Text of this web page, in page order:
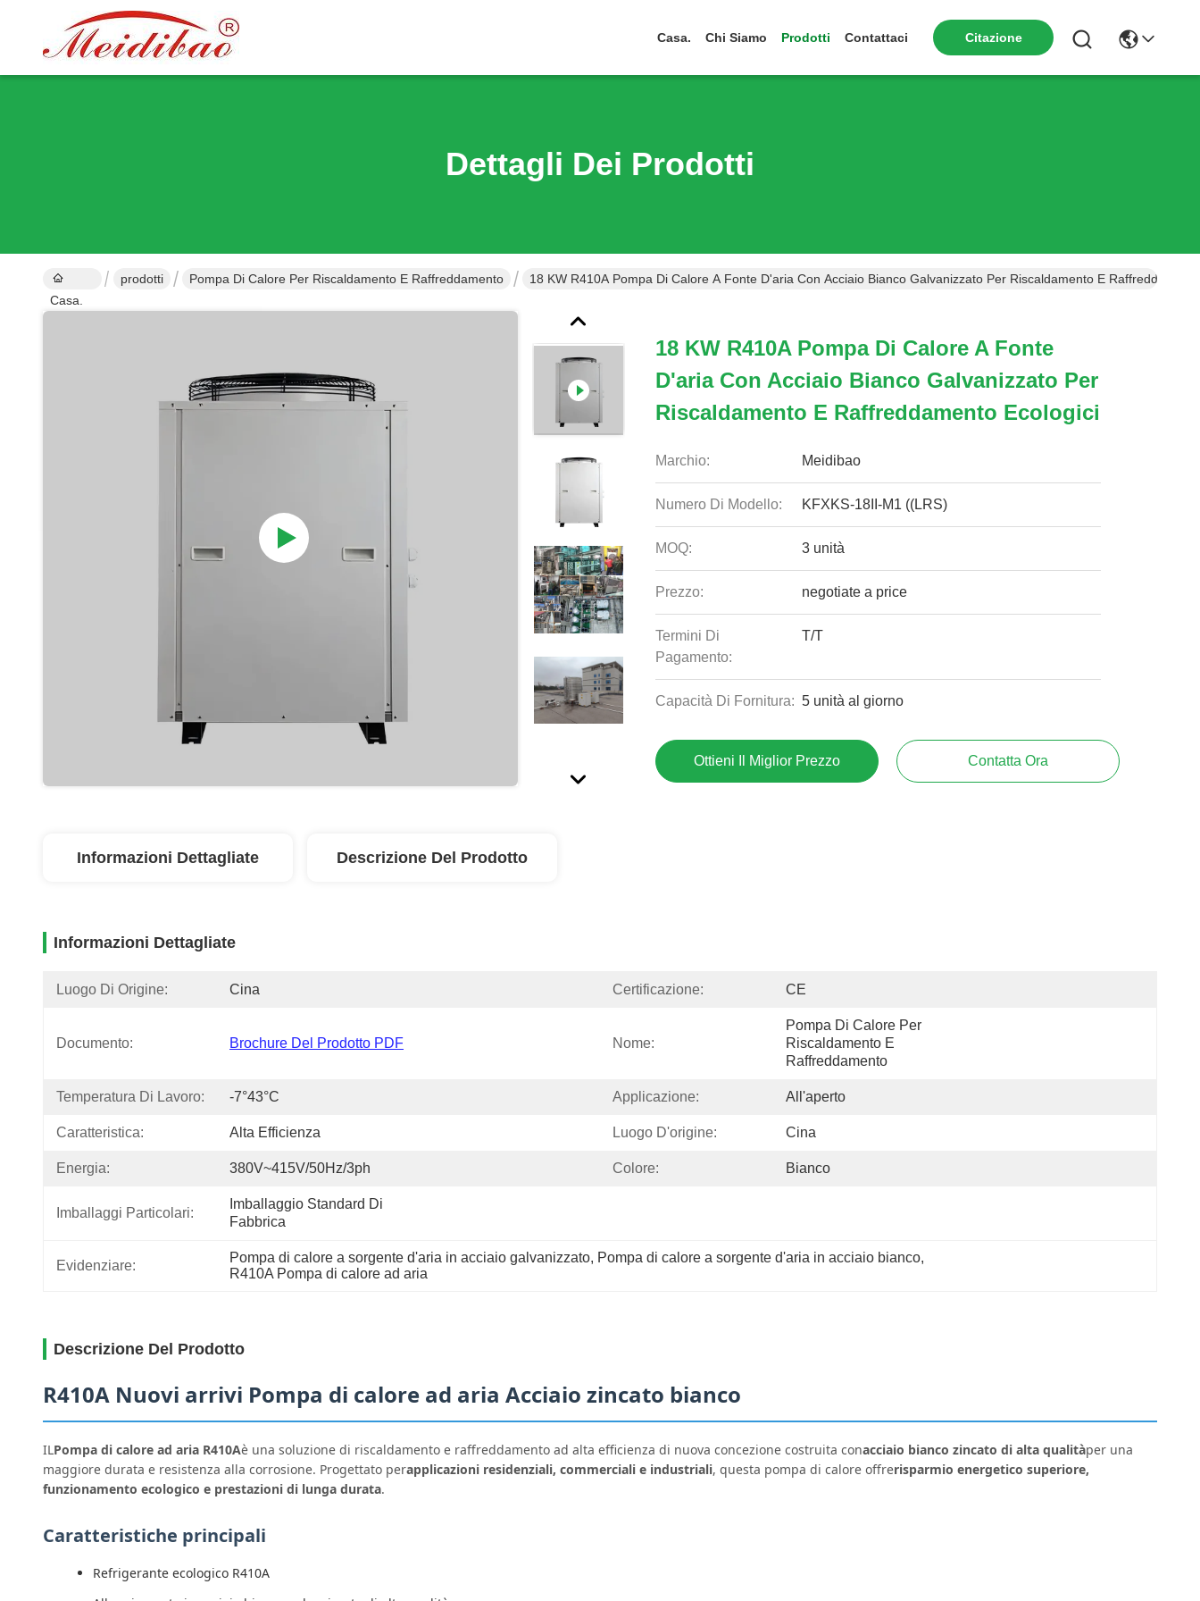
Casa. Chi Siamo Prodotti Contattaci Citazione
Dettagli Dei Prodotti
Casa.
prodotti Pompa Di Calore Per Riscaldamento E Raffreddamento 18 KW R410A Pompa Di Calore A Fonte D'aria Con Acciaio Bianco Galvanizzato Per Riscaldamento E
18 KW R410A Pompa Di Calore A Fonte
D'aria Con Acciaio Bianco Galvanizzato Per
Riscaldamento E Raffreddamento Ecologici
Marchio: Meidibao
Numero Di Modello: KFXKS-18II-M1 ((LRS)
MOQ: 3 unità
Prezzo: negotiate a price
Termini Di
Pagamento:
T/T
Capacità Di Fornitura: 5 unità al giorno
Ottieni Il Miglior Prezzo Contatta Ora
Informazioni Dettagliate Descrizione Del Prodotto
Informazioni Dettagliate
Luogo Di Origine: Cina Certificazione: CE
Documento: Brochure Del Prodotto PDF Nome:
Pompa Di Calore Per
Riscaldamento E
Raffreddamento
Temperatura Di Lavoro: -7°43°C Applicazione: All'aperto
Caratteristica: Alta Efficienza Luogo D'origine: Cina
Energia: 380V~415V/50Hz/3ph Colore: Bianco
Imballaggi Particolari:
Imballaggio Standard Di
Fabbrica
Evidenziare:
Pompa di calore a sorgente d'aria in acciaio galvanizzato, Pompa di calore a sorgente d'aria in acciaio bianco,
R410A Pompa di calore ad aria
Descrizione Del Prodotto
R410A Nuovi arrivi Pompa di calore ad aria Acciaio zincato bianco
ILPompa di calore ad aria R410Aè una soluzione di riscaldamento e raffreddamento ad alta efficienza di nuova concezione costruita conacciaio bianco zincato di alta qualitàper una
maggiore durata e resistenza alla corrosione. Progettato perapplicazioni residenziali, commerciali e industriali, questa pompa di calore offrerisparmio energetico superiore,
funzionamento ecologico e prestazioni di lunga durata.
Caratteristiche principali
Refrigerante ecologico R410A